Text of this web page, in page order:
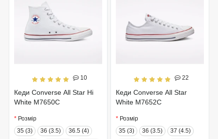
10
Кеди Converse All Star Hi
White M7650C
Розмір
35 (3)
36 (3.5)
36.5 (4)
22
Кеди Converse All Star
White M7652C
Розмір
35 (3)
36 (3.5)
37 (4.5)